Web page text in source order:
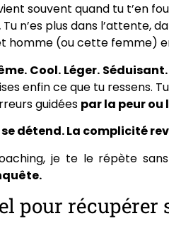
souvent quand tu t’en
Tu n’es plus dans l’attente,
homme (ou cette femme)
Cool. Léger.
enfin ce que tu ressens.
guidées par la peur ou
détend. La complicité
je te le répète
pour récupérer